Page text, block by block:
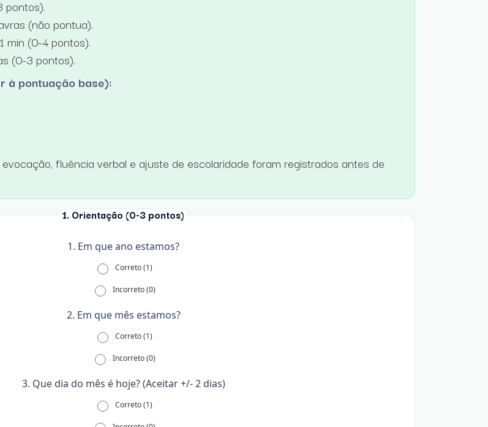
pontos).
(não pontua).
min (0-4 pontos).
(0-3 pontos).
à pontuação base):
evocação, fluência verbal e ajuste de escolaridade foram registrados antes de
1. Orientação (0-3 pontos)
1. Em que ano estamos?
Correto (1)
Incorreto (0)
2. Em que mês estamos?
Correto (1)
Incorreto (0)
3. Que dia do mês é hoje? (Aceitar +/- 2 dias)
Correto (1)